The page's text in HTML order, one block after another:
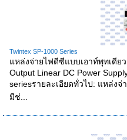
Twintex SP-1000 Series
แหล่งจ่ายไฟดีซีแบบเอาท์พุทเดีย
Output Linear DC Power
seriesรายละเอียดทั่วไป: แหล่ง
มีช่...